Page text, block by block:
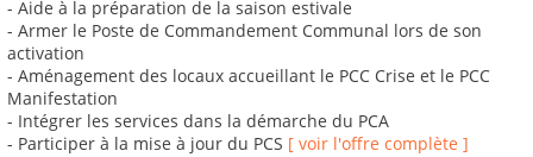
- Aide à la préparation de la saison estivale
- Armer le Poste de Commandement Communal lors de son
activation
- Aménagement des locaux accueillant le PCC Crise et le PCC
Manifestation
- Intégrer les services dans la démarche du PCA
- Participer à la mise à jour du PCS [ voir l'offre complète ]